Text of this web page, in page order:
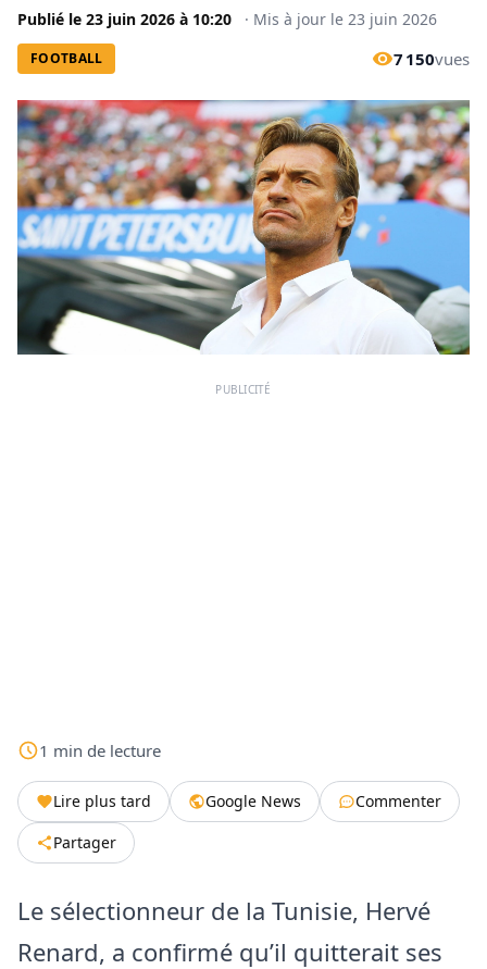
Publié le 23 juin 2026 à 10:20 · Mis à jour le 23 juin 2026
FOOTBALL 7 150vues
PUBLICITÉ
1 min de lecture
Lire plus tard Google News
Commenter
Partager
Le sélectionneur de la Tunisie, Hervé
Renard, a confirmé qu’il quitterait ses